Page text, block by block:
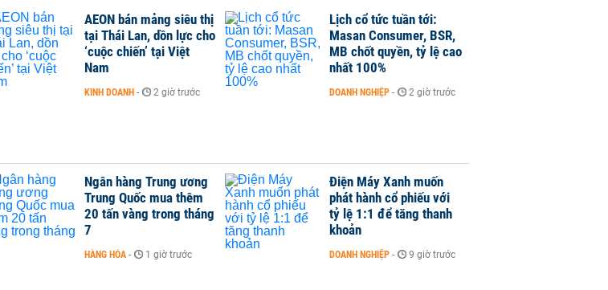
AEON bán mảng siêu thị
tại Thái Lan, dồn lực cho
‘cuộc chiến’ tại Việt
Nam
KINH DOANH - 2 giờ trước
Lịch cổ tức tuần tới:
Masan Consumer, BSR,
MB chốt quyền, tỷ lệ cao
nhất 100%
DOANH NGHIỆP - 2 giờ trước
Ngân hàng Trung ương
Trung Quốc mua thêm
20 tấn vàng trong tháng
7
HÀNG HÓA - 1 giờ trước
Điện Máy Xanh muốn
phát hành cổ phiếu với
tỷ lệ 1:1 để tăng thanh
khoản
DOANH NGHIỆP - 9 giờ trước